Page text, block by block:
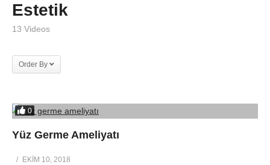
Estetik
13 Videos
Order By
0
Yüz Germe Ameliyatı
EKIM 10, 2018